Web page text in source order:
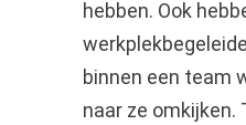
hebben. Ook
binnen een team
naar ze omkijken.